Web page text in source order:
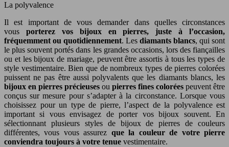
La polyvalence
Il est important de vous demander dans quelles circonstances
vous porterez vos bijoux en pierres, juste à l’occasion,
fréquemment ou quotidiennement. Les diamants blancs, qui sont
le plus souvent portés dans les grandes occasions, lors des fiançailles
ou et les bijoux de mariage, peuvent être assortis à tous les types de
style vestimentaire. Bien que de nombreux types de pierres colorées
puissent ne pas être aussi polyvalents que les diamants blancs, les
bijoux en pierres précieuses ou pierres fines colorées peuvent être
conçus sur mesure pour s’adapter à la circonstance. Lorsque vous
choisissez pour un type de pierre, l’aspect de la polyvalence est
important si vous envisagez de porter vos bijoux souvent. En
sélectionnant plusieurs styles de bijoux de pierres de couleurs
différentes, vous vous assurez que la couleur de votre pierre
conviendra toujours à votre tenue vestimentaire.